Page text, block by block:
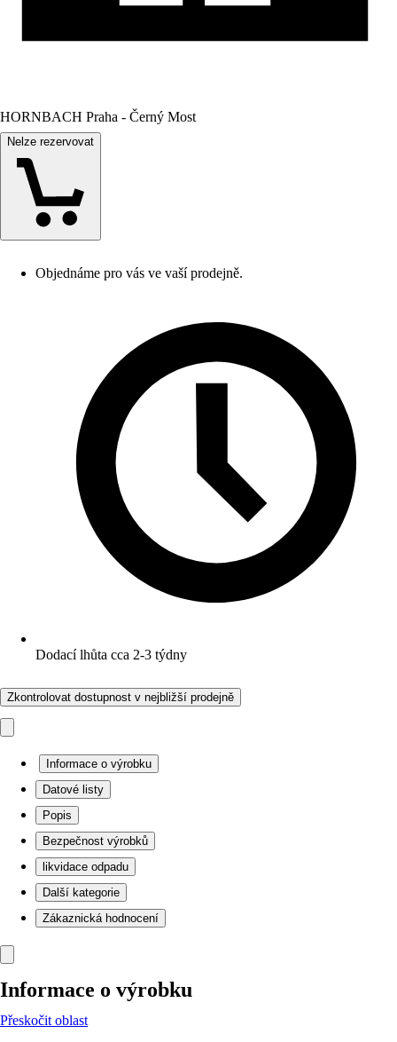
HORNBACH Praha - Černý Most
Nelze rezervovat
Objednáme pro vás ve vaší prodejně.
Dodací lhůta cca 2-3 týdny
Zkontrolovat dostupnost v nejbližší prodejně
Informace o výrobku
Datové listy
Popis
Bezpečnost výrobků
likvidace odpadu
Další kategorie
Zákaznická hodnocení
Informace o výrobku
Přeskočit oblast